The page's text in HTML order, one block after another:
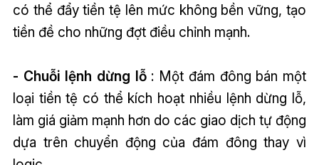
có thể đẩy tiền tệ lên mức không bền vững, tạo
tiền đề cho những đợt điều chỉnh mạnh.
- Chuỗi lệnh dừng lỗ: Một đám đông bán một
loại tiền tệ có thể kích hoạt nhiều lệnh dừng lỗ,
làm giá giảm mạnh hơn do các giao dịch tự động
dựa trên chuyển động của đám đông thay vì